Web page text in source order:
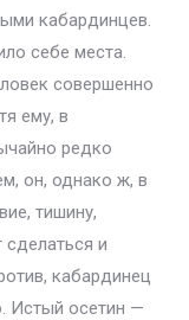
кабардинцев.
себе места.
совершенно
ему, в
редко
он, однако ж, в
тишину,
и
кабардинец
Истый осетин —